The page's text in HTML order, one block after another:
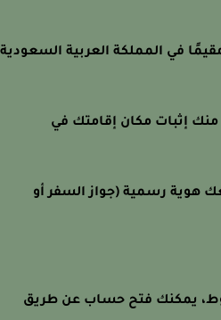
في المملكة العربية السعودية
إثبات مكان إقامتك في
رسمية (جواز السفر أو
يمكنك فتح حساب عن طريق